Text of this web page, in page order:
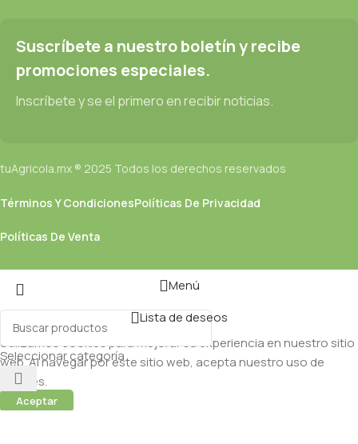
Suscríbete a nuestro boletín y recibe
promociones especiales.
Inscríbete y se el primero en recibir noticias.
tuAgricola.mx ® 2025 Todos los derechos reservados
Términos Y CondicionesPolíticas De Privacidad
Políticas De Venta
Seleccionar categoría
Menú
Lista de deseos
Utilizamos cookies para mejorar su experiencia en nuestro sitio
web. Al navegar por este sitio web, acepta nuestro uso de
cookies.
Aceptar